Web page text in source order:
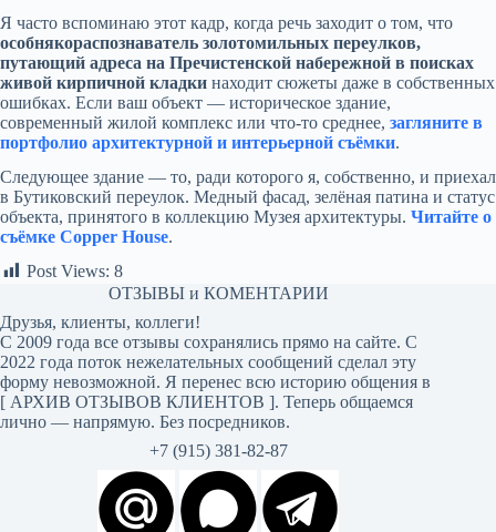
Я часто вспоминаю этот кадр, когда речь заходит о том, что
особнякораспознаватель золотомильных переулков,
путающий адреса на Пречистенской набережной в поисках
живой кирпичной кладки находит сюжеты даже в собственных
ошибках. Если ваш объект — историческое здание,
современный жилой комплекс или что-то среднее, загляните в
портфолио архитектурной и интерьерной съёмки.
Следующее здание — то, ради которого я, собственно, и приехал
в Бутиковский переулок. Медный фасад, зелёная патина и статус
объекта, принятого в коллекцию Музея архитектуры. Читайте о
съёмке Copper House.
Post Views: 8
ОТЗЫВЫ и КОМЕНТАРИИ
Друзья, клиенты, коллеги!
С 2009 года все отзывы сохранялись прямо на сайте. С
2022 года поток нежелательных сообщений сделал эту
форму невозможной. Я перенес всю историю общения в
[ АРХИВ ОТЗЫВОВ КЛИЕНТОВ ]. Теперь общаемся
лично — напрямую. Без посредников.
+7 (915) 381-82-87